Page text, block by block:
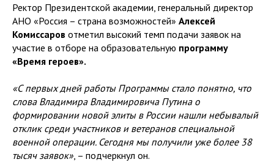
Ректор Президентской академии, генеральный директор
АНО «Россия – страна возможностей» Алексей
Комиссаров отметил высокий темп подачи заявок на
участие в отборе на образовательную программу
«Время героев».
«С первых дней работы Программы стало понятно, что
слова Владимира Владимировича Путина о
формировании новой элиты в России нашли небывалый
отклик среди участников и ветеранов специальной
военной операции. Сегодня мы получили уже более 38
тысяч заявок» , – подчеркнул он.